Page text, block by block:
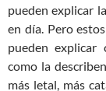
pueden explicar
en día. Pero
pueden explicar
como la
más letal, más